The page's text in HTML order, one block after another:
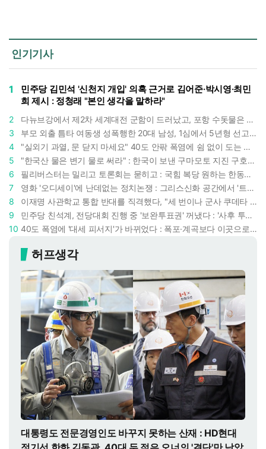
인기기사
1
민주당 김민석 '신천지 개입' 의혹 근거로 김어준·박시영·최민
희 제시 : 정청래 "본인 생각을 말하라"
2
다뉴브강에서 제2차 세계대전 군함이 드러났고, 포항 수돗물은 갑자기 짜졌다 : 폭염·가뭄이 만든 낯선 풍경
3
부모 외출 틈타 여동생 성폭행한 20대 남성, 1심에서 5년형 선고 : 친족 간 '암수범죄'의 심각성
4
"실외기 과열, 문 닫지 마세요" 40도 안팎 폭염에 쉼 없이 도는 에어컨 : 화재 위험 경고등!
5
"한국산 물은 변기 물로 써라" : 한국이 보낸 구마모토 지진 구호품에 한 일본인의 '어처구니 없는' 반응
6
필리버스터는 밀리고 토론회는 묻히고 : 국힘 복당 원하는 한동훈, '검사 정치'의 한계만 드러내나
7
영화 '오디세이'에 난데없는 정치논쟁 : 그리스신화 공간에서 '트럼프 전쟁의 참혹함'이 보인다
8
이재명 사관학교 통합 반대를 직격했다, "세 번이나 군사 쿠데타 했는데 압도적 지위"
9
민주당 친석계, 전당대회 진행 중 '보완투표권' 꺼냈다 : '사후 투표 허용' 무리수에 정청래 "투표 쿠데타"
10
40도 폭염에 '대세 피서지'가 바뀌었다 : 폭포·계곡보다 이곳으로 더 몰린다
허프생각
대통령도 전문경영인도 바꾸지 못하는 산재 : HD현대